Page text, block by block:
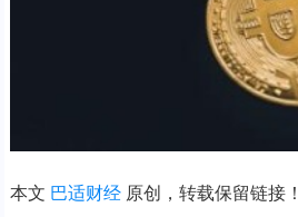
本文 巴适财经原创，转载保留链接